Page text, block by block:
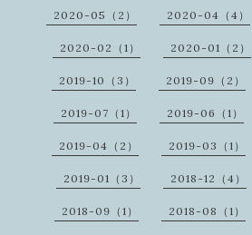
2020-05（2） 2020-04（4）
2020-02（1） 2020-01（2）
2019-10（3） 2019-09（2）
2019-07（1） 2019-06（1）
2019-04（2） 2019-03（1）
2019-01（3） 2018-12（4）
2018-09（1） 2018-08（1）